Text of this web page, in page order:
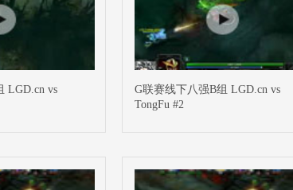
LGD.cn vs
G联赛线下八强B组 LGD.cn vs
TongFu #2